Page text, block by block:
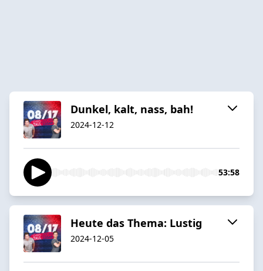
Dunkel, kalt, nass, bah!
2024-12-12
53:58
Heute das Thema: Lustig
2024-12-05